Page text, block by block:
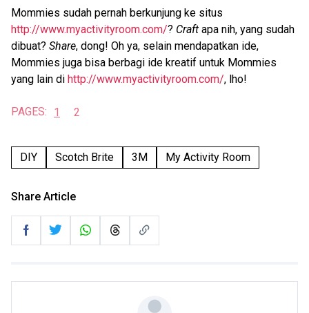
Mommies sudah pernah berkunjung ke situs
http://www.myactivityroom.com/? Craft apa nih, yang sudah
dibuat? Share, dong! Oh ya, selain mendapatkan ide,
Mommies juga bisa berbagi ide kreatif untuk Mommies
yang lain di http://www.myactivityroom.com/, lho!
PAGES: 1 2
DIY Scotch Brite 3M My Activity Room
Share Article